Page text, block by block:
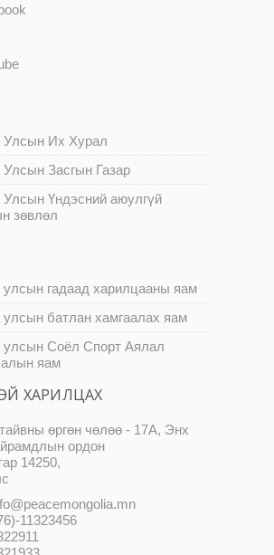
Улсын Их Хурал
Засгын Газар
Улсын Үндэсний аюулгүй
зөвлөл
улсын гадаад харилцааны яам
улсын батлан хамгаалах яам
улсын Соёл Спорт Аялал
яам
ХАРИЛЦАХ
өргөн чөлөө - 17А, Энх
ордон
14250,
11323456